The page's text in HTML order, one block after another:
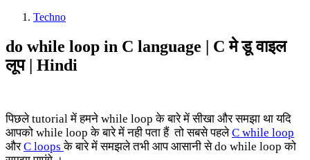
Techno
do while loop in C language | C मे डू वाइल
लूप | Hindi
पिछले tutorial में हमने while loop के बारे में सीखा और समझा था यदि
आपको while loop के बारे में नही पता हैं तो सबसे पहलेC while loop
औरC loopsके बारे में समझले तभी आप आसानी से do while loop को